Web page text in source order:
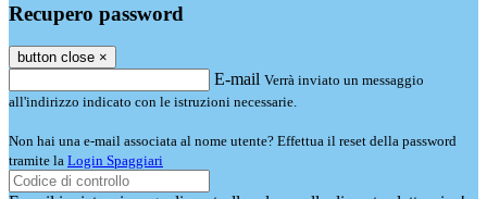
Recupero password
button close ×
E-mail Verrà inviato un messaggio
all'indirizzo indicato con le istruzioni necessarie.
Non hai una e-mail associata al nome utente? Effettua il reset della password
tramite la Login Spaggiari